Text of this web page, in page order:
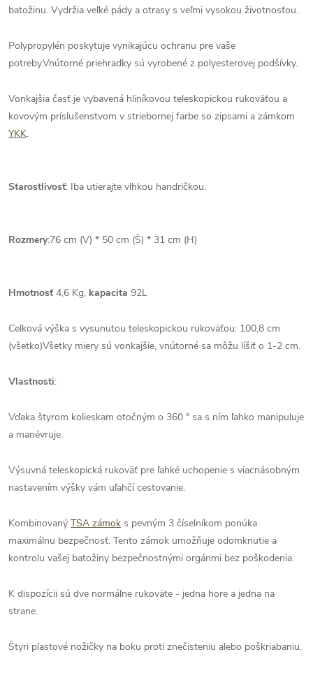
batožinu. Vydržia veľké pády a otrasy s veľmi vysokou životnosťou.
Polypropylén poskytuje vynikajúcu ochranu pre vaše
potreby.Vnútorné priehradky sú vyrobené z polyesterovej podšívky.
Vonkajšia časť je vybavená hliníkovou teleskopickou rukoväťou a
kovovým príslušenstvom v striebornej farbe so zipsami a zámkom
YKK.
Starostlivosť: Iba utierajte vlhkou handričkou.
Rozmery:76 cm (V) * 50 cm (Š) * 31 cm (H)
Hmotnosť 4,6 Kg, kapacita 92L
Celková výška s vysunutou teleskopickou rukoväťou: 100,8 cm
(všetko)Všetky miery sú vonkajšie, vnútorné sa môžu líšiť o 1-2 cm.
Vlastnosti:
Vďaka štyrom kolieskam otočným o 360 ° sa s ním ľahko manipuluje
a manévruje.
Výsuvná teleskopická rukoväť pre ľahké uchopenie s viacnásobným
nastavením výšky vám uľahčí cestovanie.
Kombinovaný TSA zámok s pevným 3 číselníkom ponúka
maximálnu bezpečnosť. Tento zámok umožňuje odomknutie a
kontrolu vašej batožiny bezpečnostnými orgánmi bez poškodenia.
K dispozícii sú dve normálne rukoväte - jedna hore a jedna na
strane.
Štyri plastové nožičky na boku proti znečisteniu alebo poškriabaniu.